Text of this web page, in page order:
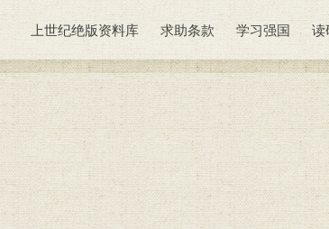
上世纪绝版资料库 求助条款 学习强国 读